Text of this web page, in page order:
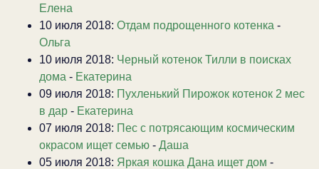
Елена
10 июля 2018: Отдам подрощенного котенка -
Ольга
10 июля 2018: Черный котенок Тилли в поисках
дома - Екатерина
09 июля 2018: Пухленький Пирожок котенок 2 мес
в дар - Екатерина
07 июля 2018: Пес с потрясающим космическим
окрасом ищет семью - Даша
05 июля 2018: Яркая кошка Дана ищет дом -